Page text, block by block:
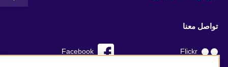
تواصل معنا
Facebook Flickr